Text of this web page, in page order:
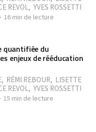
REVOL, YVES ROSSETTI
16 min de lecture
quantifiée du
enjeux de rééducation
, RÉMI REBOUR, LISETTE
REVOL, YVES ROSSETTI
15 min de lecture